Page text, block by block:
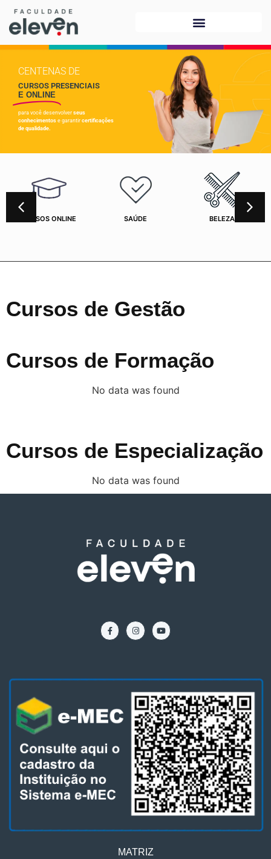
CENTENAS DE
CURSOS PRESENCIAIS
E ONLINE
para você desenvolver seus
conhecimentos e garantir certificações
de qualidade.
CURSOS ONLINE SAÚDE BELEZA
Cursos de Gestão
Cursos de Formação
No data was found
Cursos de Especialização
No data was found
MATRIZ